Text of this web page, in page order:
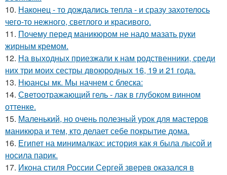
10. Наконец - то дождались тепла - и сразу захотелось
чего-то нежного, светлого и красивого.
11. Почему перед маникюром не надо мазать руки
жирным кремом.
12. На выходных приезжали к нам родственники, среди
них три моих сестры двоюродных 16, 19 и 21 года.
13. Нюансы мк. Мы начнем с блеска:
14. Светоотражающий гель - лак в глубоком винном
оттенке.
15. Маленький, но очень полезный урок для мастеров
маникюра и тем, кто делает себе покрытие дома.
16. Египет на минималках: история как я была лысой и
носила парик.
17. Икона стиля России Сергей зверев оказался в